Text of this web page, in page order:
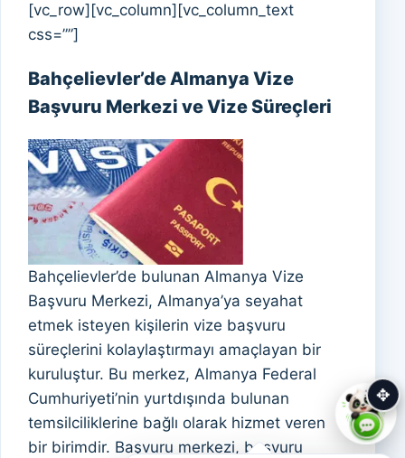
[vc_row][vc_column][vc_column_text
css=””]
Bahçelievler’de Almanya Vize
Başvuru Merkezi ve Vize Süreçleri
Bahçelievler’de bulunan Almanya Vize
Başvuru Merkezi, Almanya’ya seyahat
etmek isteyen kişilerin vize başvuru
süreçlerini kolaylaştırmayı amaçlayan bir
kuruluştur. Bu merkez, Almanya Federal
Cumhuriyeti’nin yurtdışında bulunan
temsilciliklerine bağlı olarak hizmet veren
bir birimdir. Başvuru merkezi, başvuru
✥